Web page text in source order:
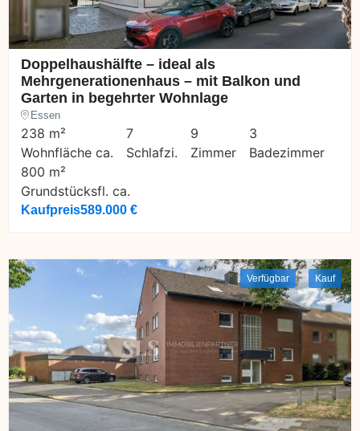
Doppelhaushälfte – ideal als
Mehrgenerationenhaus – mit Balkon und
Garten in begehrter Wohnlage
Essen
238 m²
Wohnfläche ca.
7
Schlafzi.
9
Zimmer
3
Badezimmer
800 m²
Grundstücksfl. ca.
Kaufpreis589.000 €
Verfügbar Kauf